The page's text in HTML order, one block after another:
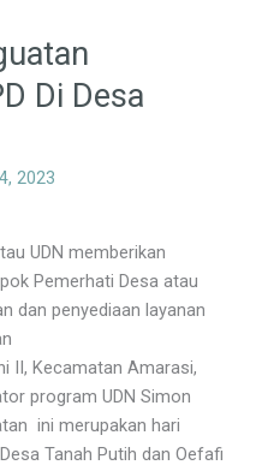
Di Desa
2023
UDN memberikan
Pemerhati Desa atau
dan penyediaan layanan
II, Kecamatan Amarasi,
program UDN Simon
ini merupakan hari
Tanah Putih dan Oefafi